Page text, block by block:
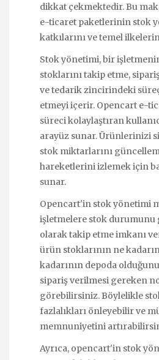
dikkat çekmektedir. Bu
e-ticaret paketlerinin stok
katkılarını ve temel
Stok yönetimi, bir
stoklarını takip etme,
ve tedarik zincirindeki
etmeyi içerir. Opencart e-
süreci kolaylaştıran
arayüz sunar. Ürünlerinizi
stok miktarlarını
hareketlerini izlemek için
sunar.
Opencart'in stok yönetimi
işletmelere stok durumunu
olarak takip etme imkanı
ürün stoklarının ne
kadarının depoda
sipariş verilmesi gereken
görebilirsiniz. Böylelikle
fazlalıkları önleyebilir ve
memnuniyetini
Ayrıca, opencart'in stok